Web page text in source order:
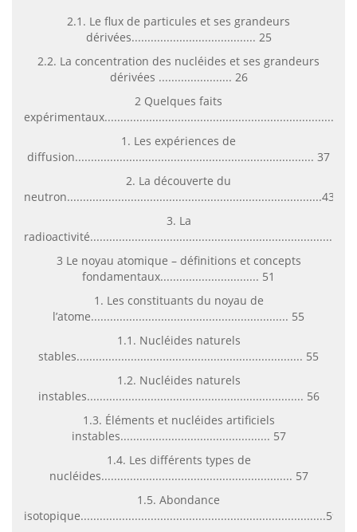
2.1. Le flux de particules et ses grandeurs
dérivées....................................... 25
2.2. La concentration des nucléides et ses grandeurs
dérivées ....................... 26
2 Quelques faits
1. Les expériences de
diffusion........................................................................... 37
2. La découverte du
neutron................................................................................43
3. La
3 Le noyau atomique – définitions et concepts
fondamentaux............................... 51
1. Les constituants du noyau de
l’atome.............................................................. 55
1.1. Nucléides naturels
stables....................................................................... 55
1.2. Nucléides naturels
instables.................................................................... 56
1.3. Éléments et nucléides artificiels
instables............................................... 57
1.4. Les différents types de
nucléides............................................................ 57
1.5. Abondance
isotopique.............................................................................59